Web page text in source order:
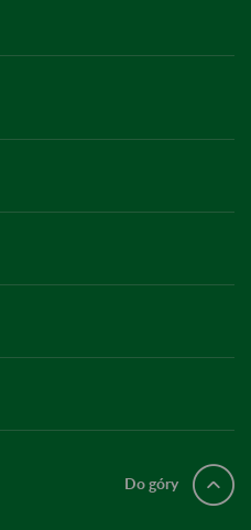
Do góry